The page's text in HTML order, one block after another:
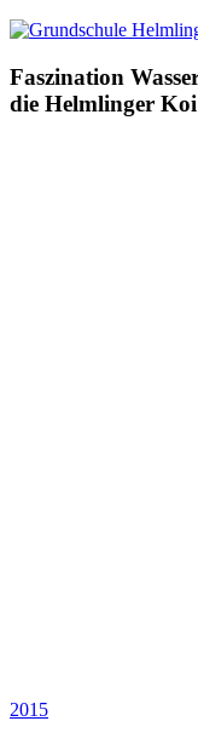
Faszination
die Helmlinger Koi
2015